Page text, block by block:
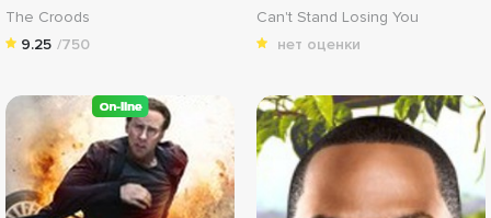
The Croods
9.25 /750
Can't Stand Losing You
нет оценки